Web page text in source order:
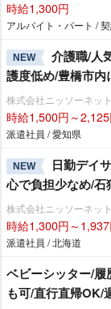
時給1,300円
アルバイト・パート /
NEW
介護職/人
護度低め/豊橋市
株式会社ニッソーネット
時給1,500円～
派遣社員 / 愛知県
NEW
日勤デイ
心で負担少なめ/
株式会社ニッソーネット
時給1,300円～
派遣社員 / 北海道
ベビーシッター/
も可/直行直帰OK/